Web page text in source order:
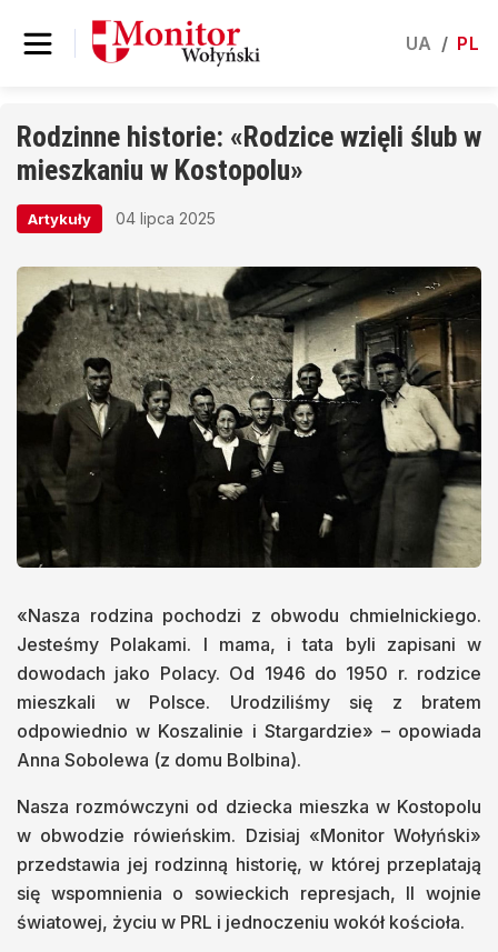
UA / PL
Rodzinne historie: «Rodzice wzięli ślub w
mieszkaniu w Kostopolu»
Artykuły 04 lipca 2025
«Nasza rodzina pochodzi z obwodu chmielnickiego.
Jesteśmy Polakami. I mama, i tata byli zapisani w
dowodach jako Polacy. Od 1946 do 1950 r. rodzice
mieszkali w Polsce. Urodziliśmy się z bratem
odpowiednio w Koszalinie i Stargardzie» – opowiada
Anna Sobolewa (z domu Bolbina).
Nasza rozmówczyni od dziecka mieszka w Kostopolu
w obwodzie rówieńskim. Dzisiaj «Monitor Wołyński»
przedstawia jej rodzinną historię, w której przeplatają
się wspomnienia o sowieckich represjach, II wojnie
światowej, życiu w PRL i jednoczeniu wokół kościoła.